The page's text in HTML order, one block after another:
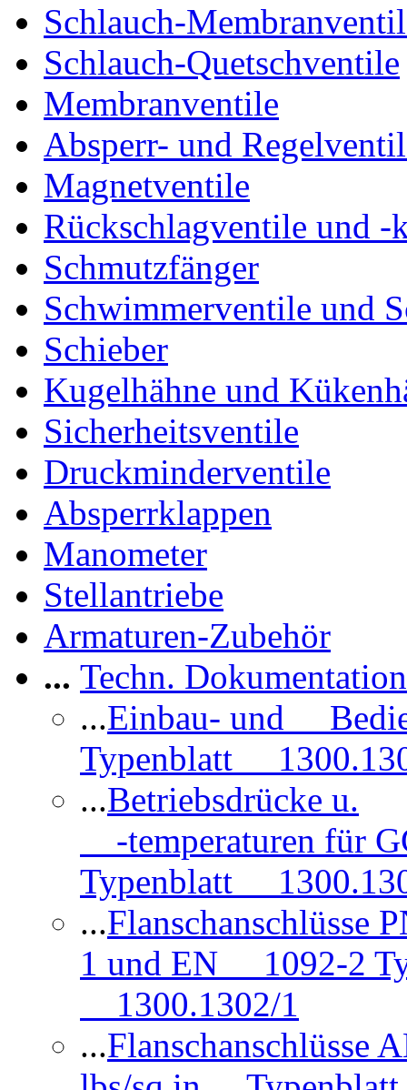
Schlauch-
Schlauch-Quetschventile
Membranventile
Absperr- und
Magnetventile
Rückschlagventile und -
Schmutzfänger
Schwimmerventile und
Schieber
Kugelhähne und
Sicherheitsventile
Druckminderventile
Absperrklappen
Manometer
Stellantriebe
Armaturen-Zubehör
... Techn.
...Einbau- und
Typenblatt
...Betriebsdrücke u.
-temperaturen für
Typenblatt
...
1 und EN 1092-2
1300.1302/1
...